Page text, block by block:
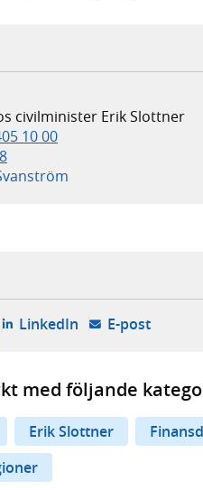
civilminister Erik Slottner
10 00
i ny flik, extern webbplats,
i ny flik, extern
LinkedIn- öppnas i ny flik,
E-post-
med följande
Erik Slottner